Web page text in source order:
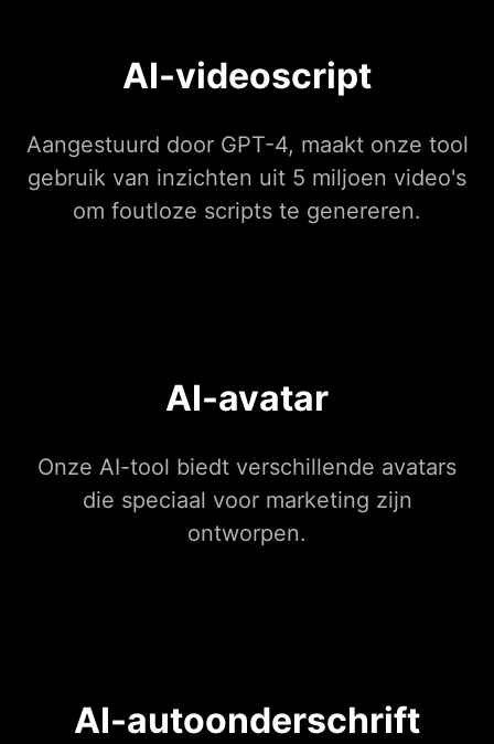
AI-videoscript
Aangestuurd door GPT-4, maakt onze tool
gebruik van inzichten uit 5 miljoen video's
om foutloze scripts te genereren.
AI-avatar
Onze AI-tool biedt verschillende avatars
die speciaal voor marketing zijn
ontworpen.
AI-autoonderschrift